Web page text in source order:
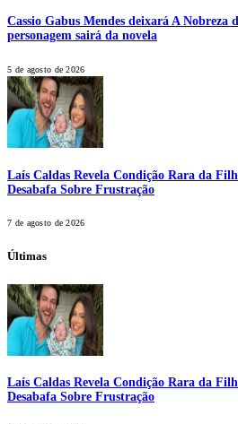
Cassio Gabus Mendes deixará A
personagem sairá da novela
5 de agosto de 2026
Laís Caldas Revela Condição Rara da
Desabafa Sobre Frustração
7 de agosto de 2026
Últimas
Laís Caldas Revela Condição Rara da
Desabafa Sobre Frustração